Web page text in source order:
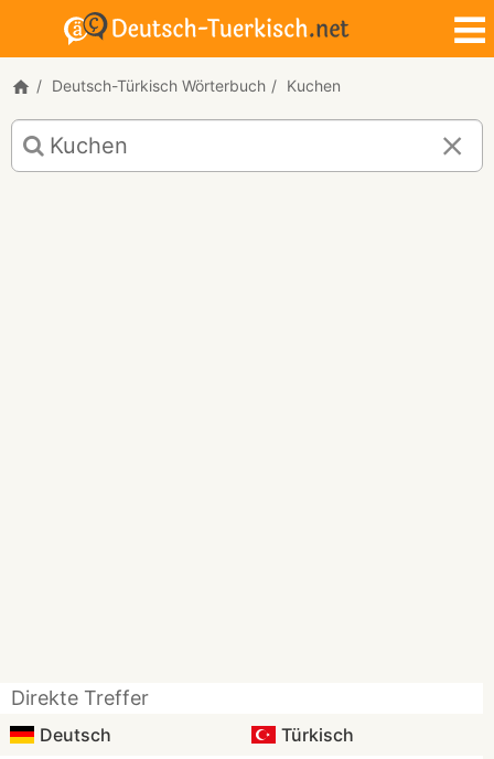
Deutsch-Türkisch Wörterbuch Kuchen
Deutsch-
Türkisch
Übersetzung
Direkte Treffer
Deutsch Türkisch